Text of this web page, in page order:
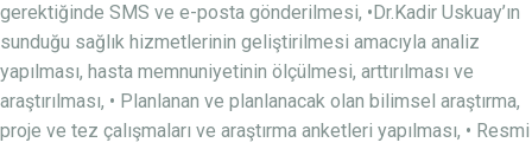
gerektiğinde SMS ve e-posta gönderilmesi, •Dr.Kadir Uskuay’ın
sunduğu sağlık hizmetlerinin geliştirilmesi amacıyla analiz
yapılması, hasta memnuniyetinin ölçülmesi, arttırılması ve
araştırılması, • Planlanan ve planlanacak olan bilimsel araştırma,
proje ve tez çalışmaları ve araştırma anketleri yapılması, • Resmi